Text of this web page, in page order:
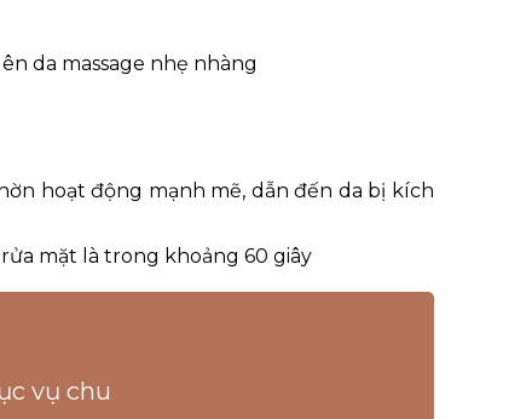
da massage nhẹ nhàng
hoạt động mạnh mẽ, dẫn đến da bị kích
mặt là trong khoảng 60 giây
vụ chu